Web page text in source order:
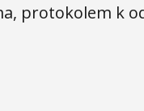
protokolem k